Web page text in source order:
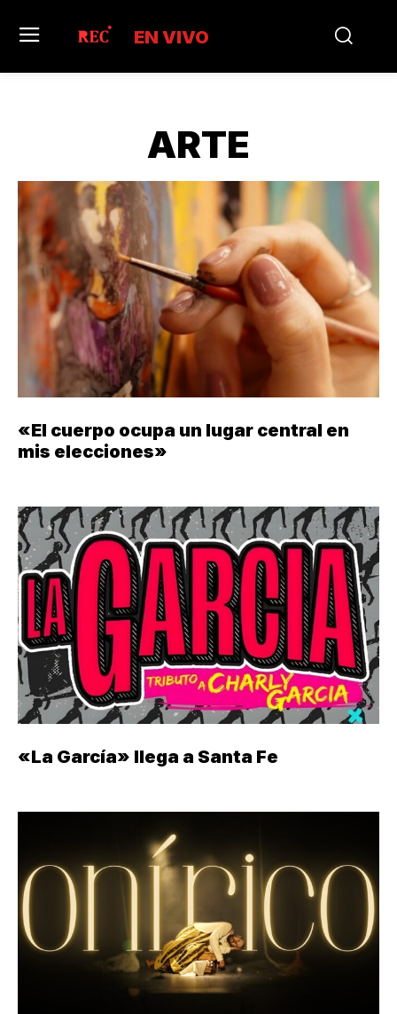
EN VIVO
ARTE
«El cuerpo ocupa un lugar central en
mis elecciones»
«La García» llega a Santa Fe